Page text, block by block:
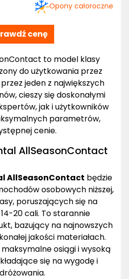
Opony całoroczne
cenę
to model klasy
do użytkowania przez
jeden z największych
cieszy się doskonałymi
jak i użytkowników
parametrów,
cenie.
AllSeasonContact
AllSeasonContact będzie
osobowych niższej,
poruszających się na
20 cali. To starannie
bazujący na najnowszych
jakości materiałach.
osiągi i wysoką
się na wygodę i